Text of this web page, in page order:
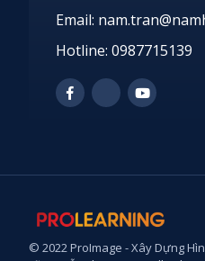
Email:
Hotline: 0987715139
© 2022 ProImage - Xây Dựng